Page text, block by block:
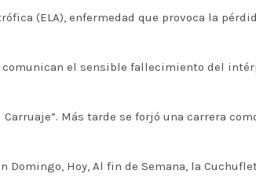
(ELA), enfermedad que provoca la
el sensible fallecimiento del
Más tarde se forjó una carrera
Hoy, Al fin de Semana, la